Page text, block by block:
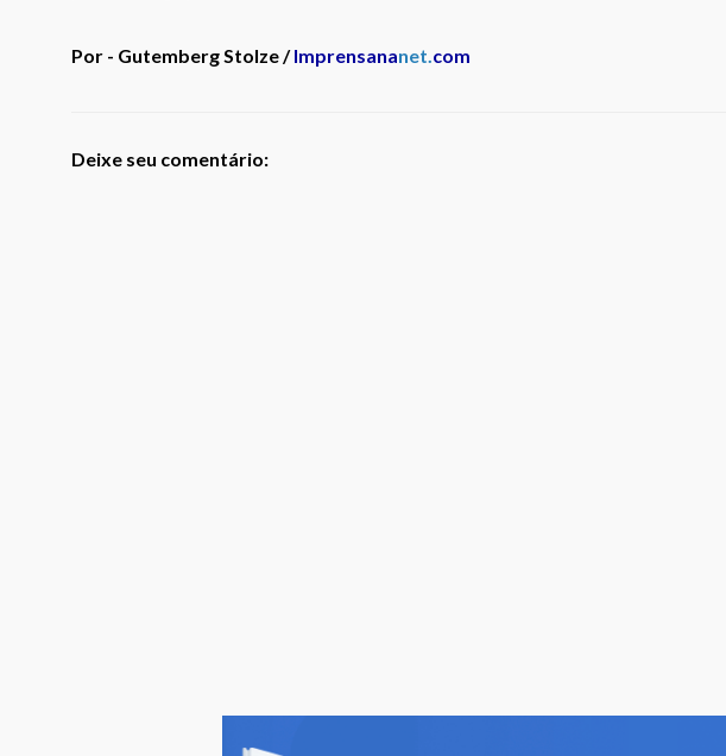
Por - Gutemberg Stolze /Imprensananet. com
Deixe seu comentário: